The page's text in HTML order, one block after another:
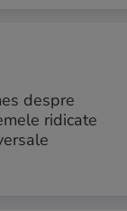
despre
ridicate